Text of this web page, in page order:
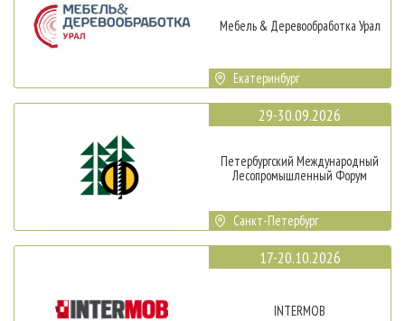
Мебель & Деревообработка Урал
Екатеринбург
29-30.09.2026
Петербургский Международный
Лесопромышленный Форум
Санкт-Петербург
17-20.10.2026
INTERMOB